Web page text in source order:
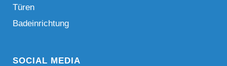
Türen
Badeinrichtung
SOCIAL MEDIA